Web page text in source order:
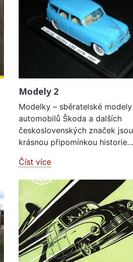
Modely 2
Modelky – sběratelské modely
automobilů Škoda a dalších
československých značek jsou
krásnou připomínkou historie...
Číst více